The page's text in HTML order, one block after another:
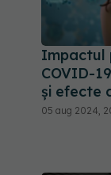
Impactul
COVID-
și efecte
05 aug 2024,